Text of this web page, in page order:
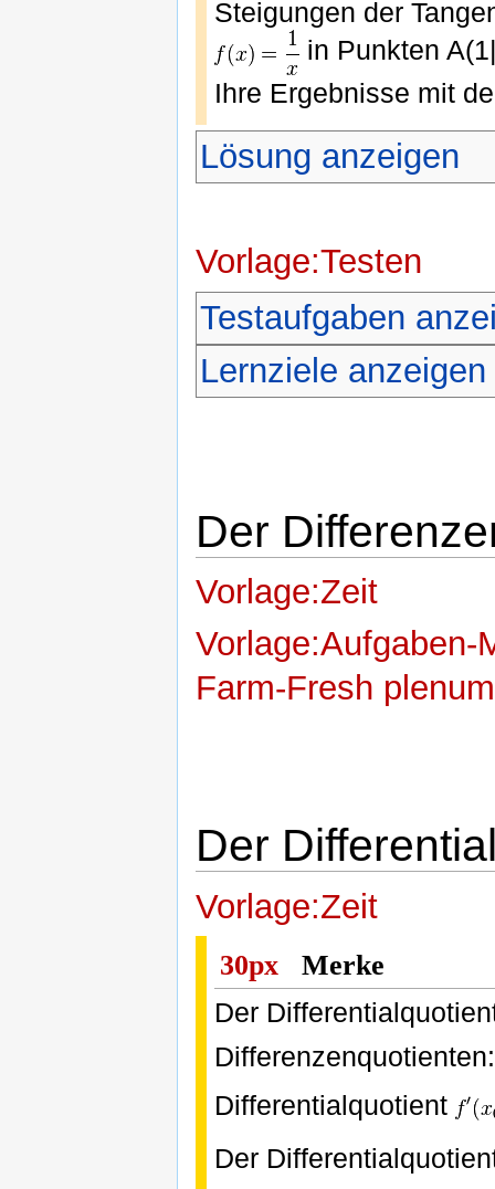
Steigungen der
in Punkten
Ihre Ergebnisse mit
Lösung anzeigen
Vorlage:Testen
Testaufgaben
Lernziele anzeigen
Der
Vorlage:Zeit
Vorlage:Aufgaben-
Farm-Fresh plenum
Der
Vorlage:Zeit
30px Merke
Der
Differenzenquotienten:
Differentialquotient
Der